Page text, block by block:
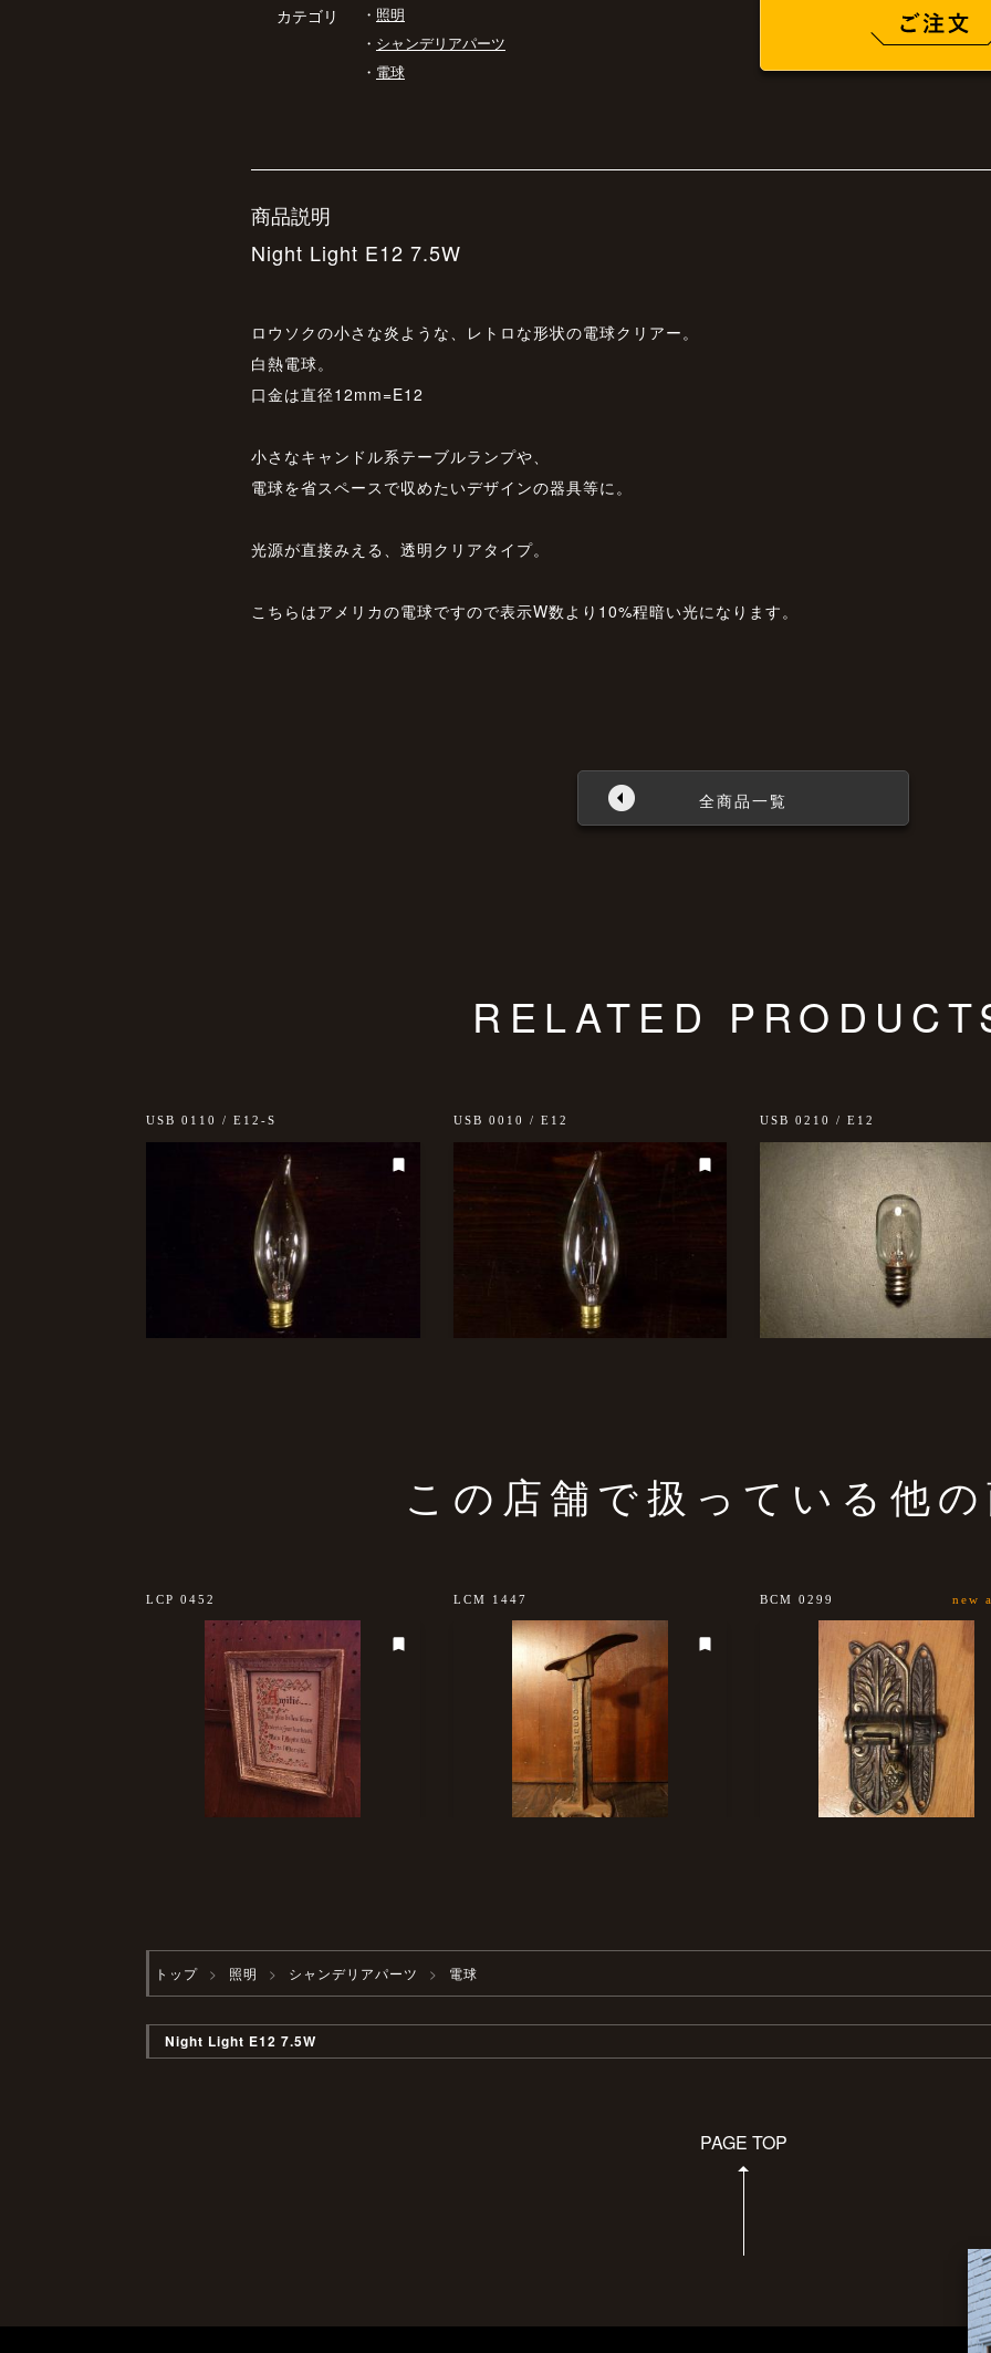
カテゴリ ・ 照明
・ シャンデリアパーツ
・ 電球
商品説明
Night Light E12 7.5W
ロウソクの小さな炎ような、レトロな形状の電球クリアー。
白熱電球。
口金は直径12mm=E12
小さなキャンドル系テーブルランプや、
電球を省スペースで収めたいデザインの器具等に。
光源が直接みえる、透明クリアタイプ。
こちらはアメリカの電球ですので表示W数より10%程暗い光になります。
全商品一覧
RELATED
USB 0110 / E12-S USB 0010 / E12 USB 0210 / E12
この店舗で扱っている他
LCP 0452 LCM 1447 BCM 0299 new
トップ 照明 シャンデリアパーツ 電球
Night Light E12 7.5W
PAGE TOP